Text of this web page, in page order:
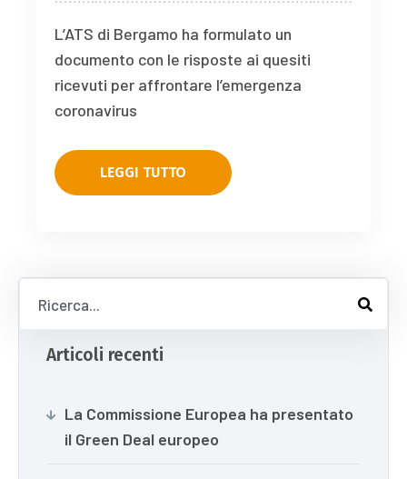
L’ATS di Bergamo ha formulato un
documento con le risposte ai quesiti
ricevuti per affrontare l’emergenza
coronavirus
LEGGI TUTTO
Articoli recenti
La Commissione Europea ha presentato
il Green Deal europeo